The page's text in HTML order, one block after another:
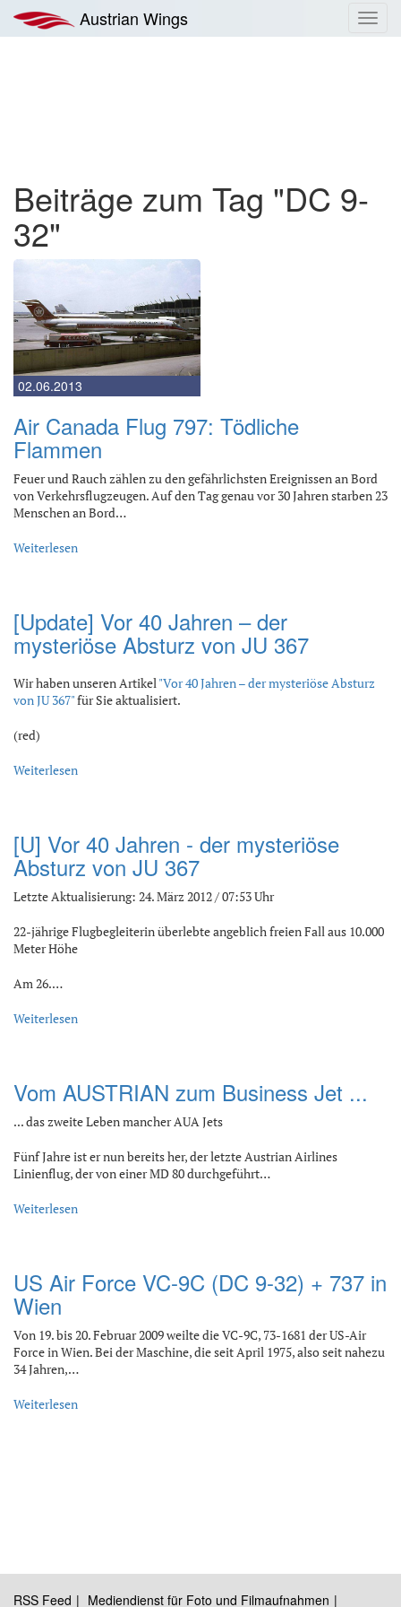
Inhalt
springen
Austrian Wings
Beiträge zum Tag "DC 9-
32"
02.06.2013
Air Canada Flug 797: Tödliche
Flammen
Feuer und Rauch zählen zu den gefährlichsten Ereignissen an Bord
von Verkehrsflugzeugen. Auf den Tag genau vor 30 Jahren starben 23
Menschen an Bord…
Weiterlesen
[Update] Vor 40 Jahren – der
mysteriöse Absturz von JU 367
Wir haben unseren Artikel"Vor 40 Jahren – der mysteriöse Absturz
von JU 367"für Sie aktualisiert.
(red)
Weiterlesen
[U] Vor 40 Jahren - der mysteriöse
Absturz von JU 367
Letzte Aktualisierung: 24. März 2012 / 07:53 Uhr
22-jährige Flugbegleiterin überlebte angeblich freien Fall aus 10.000
Meter Höhe
Am 26.…
Weiterlesen
Vom AUSTRIAN zum Business Jet ...
... das zweite Leben mancher AUA Jets
Fünf Jahre ist er nun bereits her, der letzte Austrian Airlines
Linienflug, der von einer MD 80 durchgeführt…
Weiterlesen
US Air Force VC-9C (DC 9-32) + 737 in
Wien
Von 19. bis 20. Februar 2009 weilte die VC-9C, 73-1681 der US-Air
Force in Wien. Bei der Maschine, die seit April 1975, also seit nahezu
34 Jahren,…
Weiterlesen
RSS Feed Mediendienst für Foto und Filmaufnahmen